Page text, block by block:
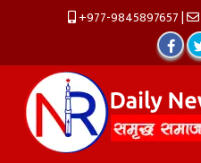
+977-9845897657|